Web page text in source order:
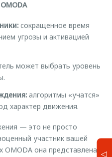
сокращенное время
угрозы и активацией
может выбрать уровень
алгоритмы «учатся»
характер движения.
— это не просто
участник вашей
OMODA она представлена